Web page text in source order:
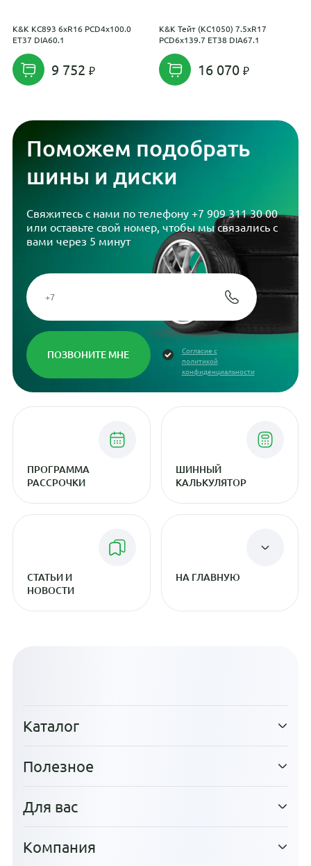
K&K КС893 6xR16 PCD4x100.0
ET37 DIA60.1
9 752
K&K Тейт (КС1050) 7.5xR17
PCD6x139.7 ET38 DIA67.1
16 070
Поможем подобрать
шины и диски
Свяжитесь с нами по телефону +7 909 311 30 00
или оставьте свой номер, чтобы мы связались с
вами через 5 минут
Согласие с
политикой
конфиденциальности
ПРОГРАММА
РАССРОЧКИ
ШИННЫЙ
КАЛЬКУЛЯТОР
СТАТЬИ И
НОВОСТИ
НА ГЛАВНУЮ
Каталог
Полезное
Для вас
Компания